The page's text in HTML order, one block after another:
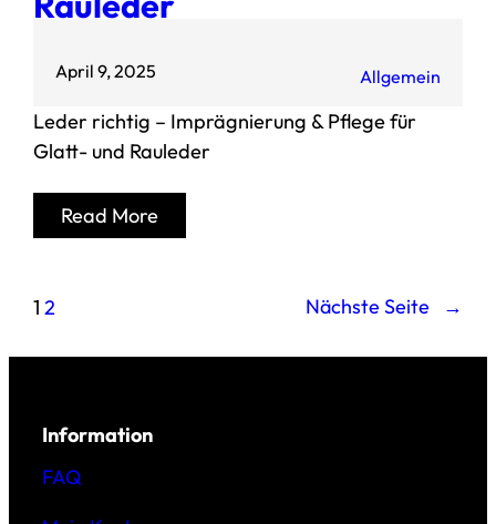
April 9, 2025 Allgemein
Leder richtig – Imprägnierung & Pflege für
Glatt- und Rauleder
Read More
1 2 Nächste Seite →
Information
FAQ